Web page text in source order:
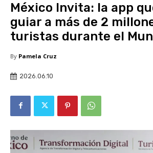
México Invita: la app
guiar a más de 2
turistas durante el
By Pamela Cruz
2026.06.10